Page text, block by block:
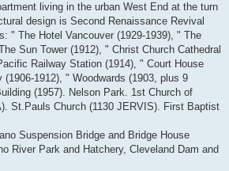
living in the urban West End at the turn
design is Second Renaissance Revival
" The Hotel Vancouver (1929-1939), " The
Sun Tower (1912), " Christ Church Cathedral
Railway Station (1914), " Court House
(1906-1912), " Woodwards (1903, plus 9
(1957). Nelson Park. 1st Church of
St.Pauls Church (1130 JERVIS). First Baptist
Suspension Bridge and Bridge House
River Park and Hatchery, Cleveland Dam and